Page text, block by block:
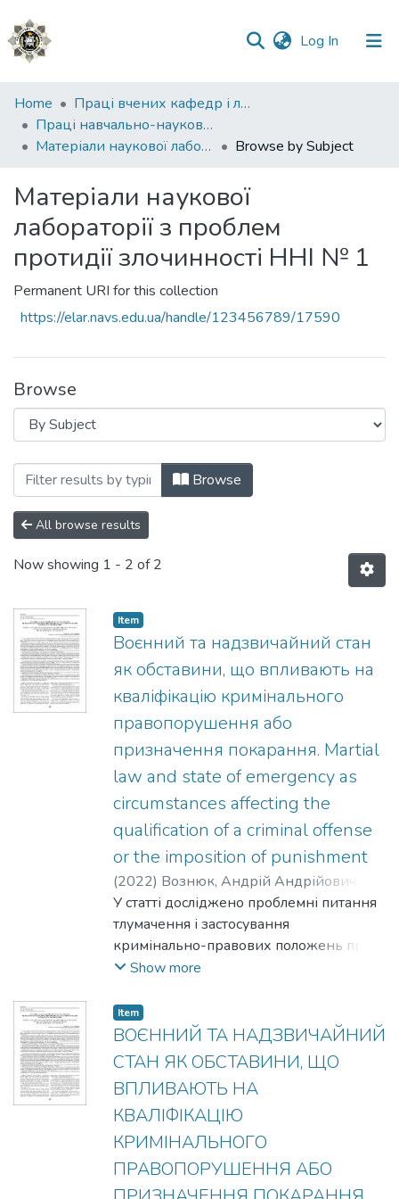
Log In (current)
Communities
&
Collections
Home
Праці вчених кафедр і лабораторій
Праці навчально-наукового інституту №1
Матеріали наукової лабораторії з проблем протидії злочинності ННІ № 1
Browse by Subject
Матеріали наукової
лабораторії з проблем
протидії злочинності ННІ № 1
Permanent URI for this collection
https://elar.navs.edu.ua/handle/123456789/17590
Browse
Browsing Матеріали наукової
Browse
All browse results
Now showing 1 - 2 of 2
Item
Воєнний та надзвичайний стан
як обставини, що впливають на
кваліфікацію кримінального
правопорушення або
призначення покарання. Martial
law and state of emergency as
circumstances affecting the
qualification of a criminal offense
or the imposition of punishment
(2022) Вознюк, Андрій Андрійович /
Vozniuk, Andrii Andriiovych
У статті досліджено проблемні питання
тлумачення і застосування
кримінально-правових положень про
воєнний та надзвичайний стан, а також
впливають на кваліфікацію
кримінального правопорушення або
призначення покарання – період
збройного конфлікту, бойову
обстановку, іншу надзвичайну подію,
особливий період. Розроблено
пропозиції щодо їх вдосконалення.
Аргументовано, що розв’язати ці
проблемні питання, можна шляхом: 1)
Show more
Item
ВОЄННИЙ ТА НАДЗВИЧАЙНИЙ
СТАН ЯК ОБСТАВИНИ, ЩО
ВПЛИВАЮТЬ НА
КВАЛІФІКАЦІЮ
КРИМІНАЛЬНОГО
ПРАВОПОРУШЕННЯ АБО